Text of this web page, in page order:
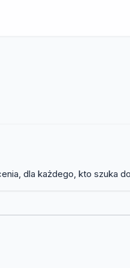
dla każdego, kto szuka